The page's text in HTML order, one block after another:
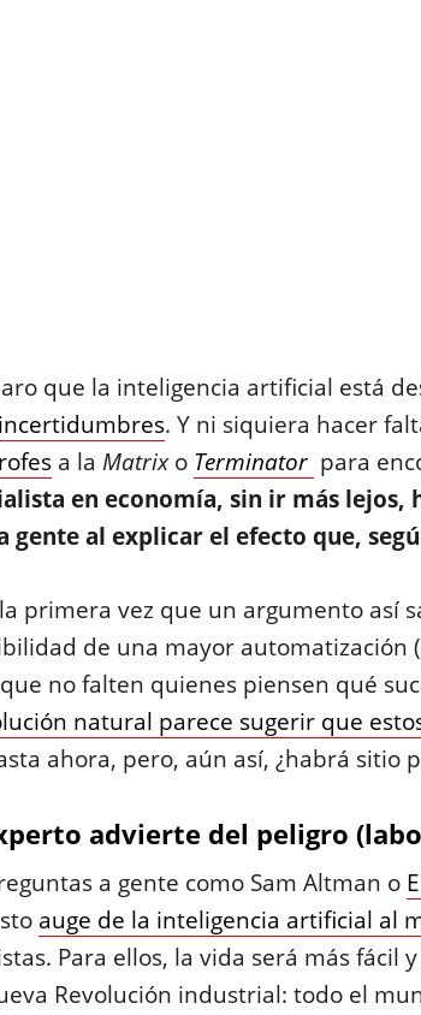
que la inteligencia artificial está
incertidumbres. Y ni siquiera hacer
a la Matrixo Terminator para
en economía, sin ir más lejos,
gente al explicar el efecto que,
primera vez que un argumento así
de una mayor automatización
no falten quienes piensen qué
natural parece sugerir que
ahora, pero, aún así, ¿habrá sitio
advierte del peligro
a gente como Sam Altman o
auge de la inteligencia artificial al
Para ellos, la vida será más fácil
Revolución industrial: todo el